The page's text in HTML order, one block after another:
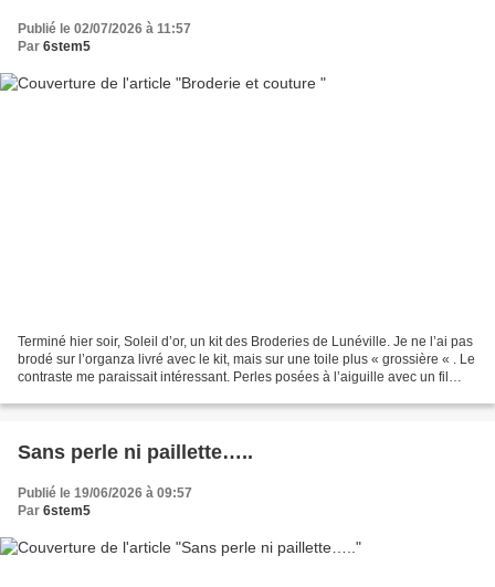
Publié le 02/07/2026 à 11:57
Par 6stem5
Terminé hier soir, Soleil d’or, un kit des Broderies de Lunéville. Je ne l’ai pas
brodé sur l’organza livré avec le kit, mais sur une toile plus « grossière « . Le
contraste me paraissait intéressant. Perles posées à l’aiguille avec un fil
Sans perle ni paillette…..
Publié le 19/06/2026 à 09:57
Par 6stem5